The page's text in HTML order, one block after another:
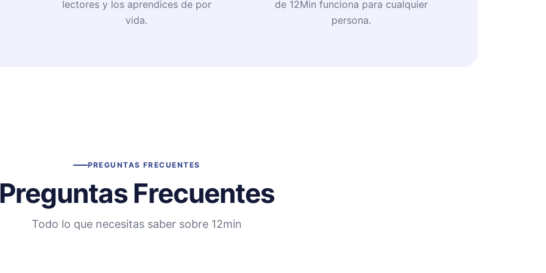
lectores y los aprendices de por
vida.
de 12Min funciona para cualquier
persona.
PREGUNTAS FRECUENTES
Preguntas Frecuentes
Todo lo que necesitas saber sobre 12min